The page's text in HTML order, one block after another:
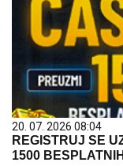
20. 07. 2026 08:04
REGISTRUJ SE
1500